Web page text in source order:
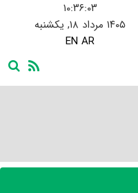
۱۰:۳۶:۰۴
۱۴۰۵ مرداد ۱۸, یکشنبه
EN AR